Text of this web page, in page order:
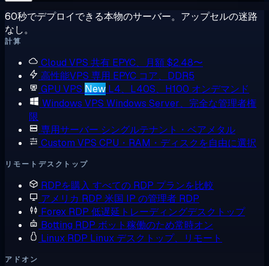
60秒でデプロイできる本物のサーバー。アップセルの迷路
なし。
計算
Cloud VPS 共有 EPYC、月額 $2.48〜
高性能VPS 専用 EPYC コア、DDR5
GPU VPS New L4、L40S、H100 オンデマンド
Windows VPS Windows Server、完全な管理者権
限
専用サーバー シングルテナント・ベアメタル
Custom VPS CPU・RAM・ディスクを自由に選択
リモートデスクトップ
RDPを購入 すべての RDP プランを比較
アメリカ RDP 米国 IP の管理者 RDP
Forex RDP 低遅延トレーディングデスクトップ
Botting RDP ボット稼働のため常時オン
Linux RDP Linux デスクトップ、リモート
アドオン